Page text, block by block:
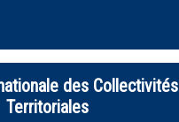
des Collectivités
Territoriales